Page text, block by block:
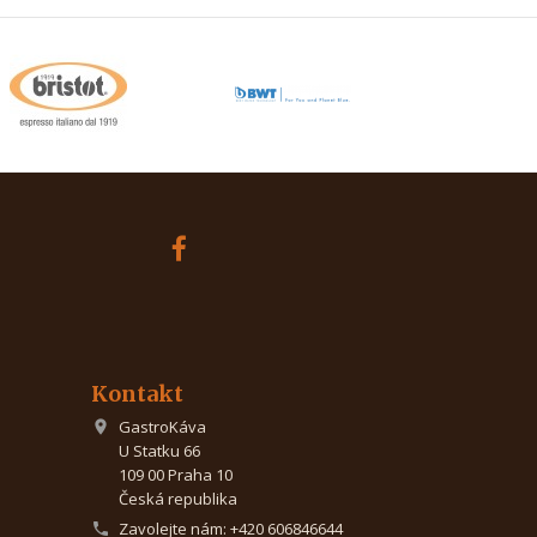
Kontakt

GastroKáva
U Statku 66
109 00 Praha 10
Česká republika
 Zavolejte nám: +420 606846644